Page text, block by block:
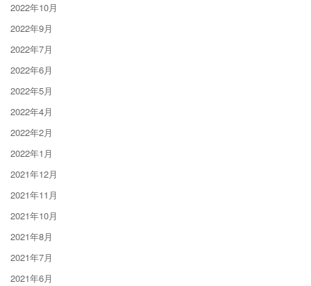
2022年10月
2022年9月
2022年7月
2022年6月
2022年5月
2022年4月
2022年2月
2022年1月
2021年12月
2021年11月
2021年10月
2021年8月
2021年7月
2021年6月